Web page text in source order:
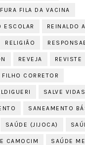
FILA DA VACINA
ESCOLAR REINALDO
RELIGIÃO
REVEJA REVISTE
CORRETOR
SALVE VIDAS
SANEAMENTO
SAÚDE (JIJOCA)
CAMOCIM SAÚDE